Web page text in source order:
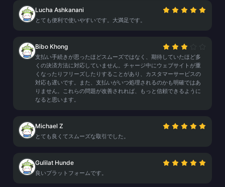
Lucha Ashkanani
とても便利で使いやすいです。大満足です。
Bibo Khong
支払い手続きが思ったほどスムーズではなく、期待していたほど多
くの決済方法に対応していません。チャージ中にウェブサイトが重
くなったりフリーズしたりすることがあり、カスタマーサービスの
対応も遅いです。また、支払いがいつ処理されるのかも明確ではあ
りません。これらの問題が改善されれば、もっと信頼できるように
なると思います。
Michael Z
とても良くてスムーズな取引でした。
Gulilat Hunde
良いプラットフォームです。